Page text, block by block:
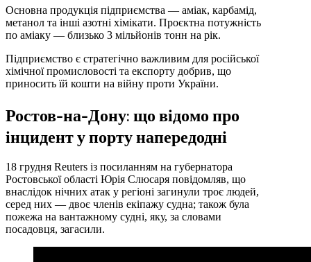
Основна продукція підприємства — аміак, карбамід,
метанол та інші азотні хімікати. Проєктна потужність
по аміаку — близько 3 мільйонів тонн на рік.
Підприємство є стратегічно важливим для російської
хімічної промисловості та експорту добрив, що
приносить їй кошти на війну проти України.
Ростов-на-Дону: що відомо про
інцидент у порту напередодні
18 грудня Reuters із посиланням на губернатора
Ростовської області Юрія Слюсаря повідомляв, що
внаслідок нічних атак у регіоні загинули троє людей,
серед них — двоє членів екіпажу судна; також була
пожежа на вантажному судні, яку, за словами
посадовця, загасили.